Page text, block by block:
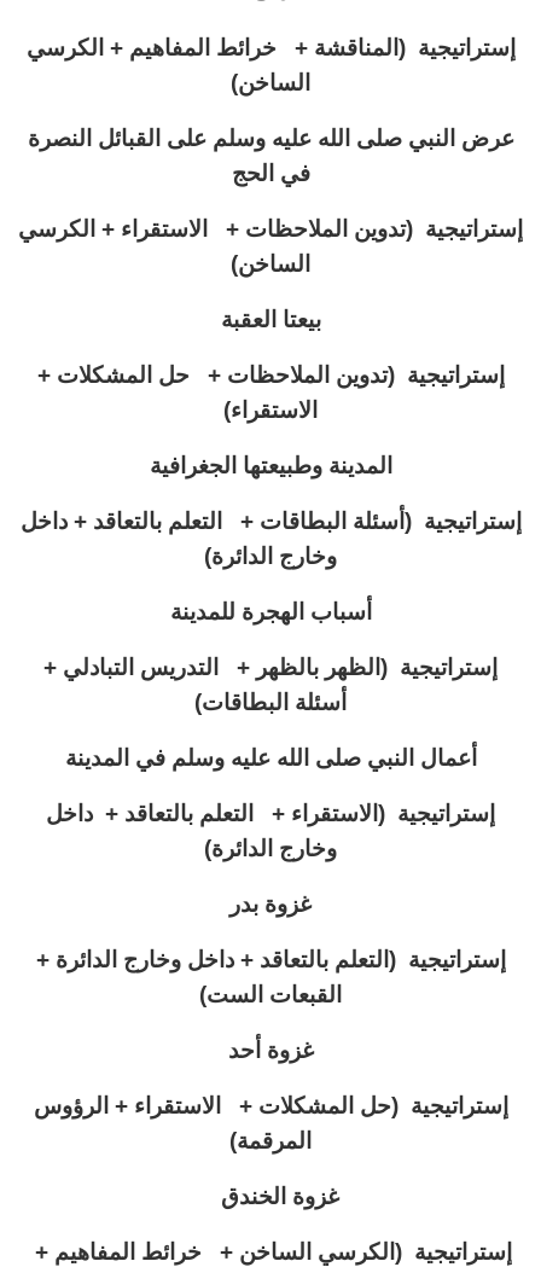
إستراتيجية ( المناقشة + خرائط المفاهيم + الكرسي
الساخن)
عرض النبي صلى الله عليه وسلم على القبائل النصرة
في الحج
إستراتيجية (تدوين الملاحظات + الاستقراء + الكرسي
الساخن)
بيعتا العقبة
إستراتيجية (تدوين الملاحظات + حل المشكلات +
الاستقراء)
المدينة وطبيعتها الجغرافية
إستراتيجية (أسئلة البطاقات + التعلم بالتعاقد + داخل
وخارج الدائرة)
أسباب الهجرة للمدينة
إستراتيجية ( الظهر بالظهر + التدريس التبادلي +
أسئلة البطاقات)
أعمال النبي صلى الله عليه وسلم في المدينة
إستراتيجية (الاستقراء + التعلم بالتعاقد + داخل
وخارج الدائرة)
غزوة بدر
إستراتيجية ( التعلم بالتعاقد + داخل وخارج الدائرة +
القبعات الست)
غزوة أحد
إستراتيجية (حل المشكلات + الاستقراء + الرؤوس
المرقمة)
غزوة الخندق
إستراتيجية ( الكرسي الساخن + خرائط المفاهيم +